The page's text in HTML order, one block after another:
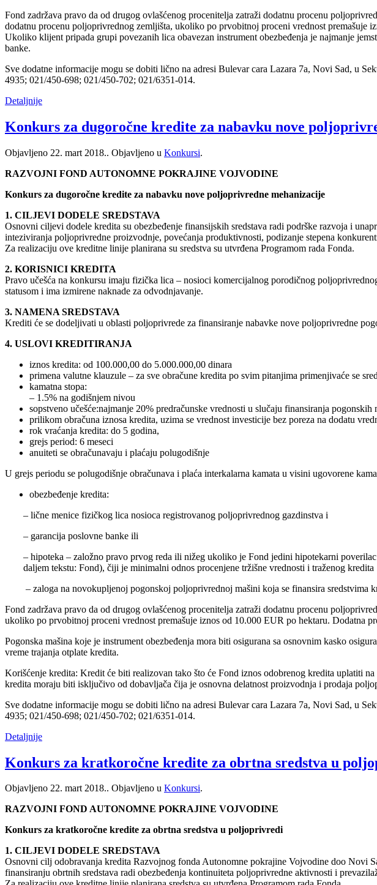
Fond zadržava pravo da od drugog ovlašćenog procenitelja zatraži dodatnu procenu
dodatnu procenu poljoprivrednog zemljišta, ukoliko po prvobitnoj proceni vrednost premašuje
Ukoliko klijent pripada grupi povezanih lica obavezan instrument obezbeđenja je najmanje
banke.
Sve dodatne informacije mogu se dobiti lično na adresi Bulevar cara Lazara 7a, Novi Sad, u
4935; 021/450-698; 021/450-702; 021/6351-014.
Detaljnije
Konkurs za dugoročne kredite za nabavku nove
Objavljeno 22. mart 2018.. Objavljeno u Konkursi.
RAZVOJNI FOND AUTONOMNE POKRAJINE VOJVODINE
Konkurs za dugoročne kredite za nabavku nove poljoprivredne mehanizacije
1. CILJEVI DODELE SREDSTAVA
Osnovni ciljevi dodele kredita su obezbeđenje finansijskih sredstava radi podrške razvoja i
inteziviranja poljoprivredne proizvodnje, povećanja produktivnosti, podizanje stepena
Za realizaciju ove kreditne linije planirana su sredstva su utvrđena Programom rada Fonda.
2. KORISNICI KREDITA
Pravo učešća na konkursu imaju fizička lica – nosioci komercijalnog porodičnog
statusom i ima izmirene naknade za odvodnjavanje.
3. NAMENA SREDSTAVA
Krediti će se dodeljivati u oblasti poljoprivrede za finansiranje nabavke nove poljoprivredne
4. USLOVI KREDITIRANJA
iznos kredita: od 100.000,00 do 5.000.000,00 dinara
primena valutne klauzule – za sve obračune kredita po svim pitanjima primenjivaće se
kamatna stopa:
– 1.5% na godišnjem nivou
sopstveno učešće:najmanje 20% predračunske vrednosti u slučaju finansiranja
prilikom obračuna iznosa kredita, uzima se vrednost investicije bez poreza na dodatu
rok vraćanja kredita: do 5 godina,
grejs period: 6 meseci
anuiteti se obračunavaju i plaćaju polugodišnje
U grejs periodu se polugodišnje obračunava i plaća interkalarna kamata u visini ugovorene
obezbeđenje kredita:
– lične menice fizičkog lica nosioca registrovanog poljoprivrednog gazdinstva i
– garancija poslovne banke ili
– hipoteka – založno pravo prvog reda ili nižeg ukoliko je Fond jedini hipotekarni
daljem tekstu: Fond), čiji je minimalni odnos procenjene tržišne vrednosti i traženog
– zaloga na novokupljenoj pogonskoj poljoprivrednoj mašini koja se finansira sredstvima
Fond zadržava pravo da od drugog ovlašćenog procenitelja zatraži dodatnu procenu
ukoliko po prvobitnoj proceni vrednost premašuje iznos od 10.000 EUR po hektaru. Dodatna
Pogonska mašina koje je instrument obezbeđenja mora biti osigurana sa osnovnim kasko
vreme trajanja otplate kredita.
Korišćenje kredita: Kredit će biti realizovan tako što će Fond iznos odobrenog kredita uplatiti
kredita moraju biti isključivo od dobavljača čija je osnovna delatnost proizvodnja i prodaja
Sve dodatne informacije mogu se dobiti lično na adresi Bulevar cara Lazara 7a, Novi Sad, u
4935; 021/450-698; 021/450-702; 021/6351-014.
Detaljnije
Konkurs za kratkoročne kredite za obrtna sredstva u
Objavljeno 22. mart 2018.. Objavljeno u Konkursi.
RAZVOJNI FOND AUTONOMNE POKRAJINE VOJVODINE
Konkurs za kratkoročne kredite za obrtna sredstva u poljoprivredi
1. CILJEVI DODELE SREDSTAVA
Osnovni cilj odobravanja kredita Razvojnog fonda Autonomne pokrajine Vojvodine doo Novi
finansiranju obrtnih sredstava radi obezbeđenja kontinuiteta poljoprivredne aktivnosti i